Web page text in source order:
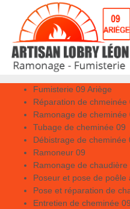
Fumisterie 09 Ariège
Réparation de chmeinée
Ramonage de cheminée
Tubage de cheminée 09
Débistrage de cheminée
Ramoneur 09
Ramonage de chaudière
Poseur et pose de poêle
Pose et réparation de
Entretien de cheminée 09